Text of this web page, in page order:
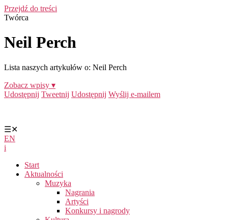
Przejdź do treści
Twórca
Neil Perch
Lista naszych artykułów o: Neil Perch
Zobacz wpisy ▾
Udostępnij Tweetnij Udostępnij Wyślij e-mailem
☰✕
EN
i
Start
Aktualności
Muzyka
Nagrania
Artyści
Konkursy i nagrody